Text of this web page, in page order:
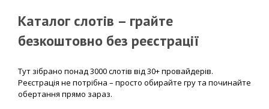
Каталог слотів – грайте
безкоштовно без реєстрації
Тут зібрано понад 3000 слотів від 30+ провайдерів.
Реєстрація не потрібна – просто обирайте гру та починайте
обертання прямо зараз.